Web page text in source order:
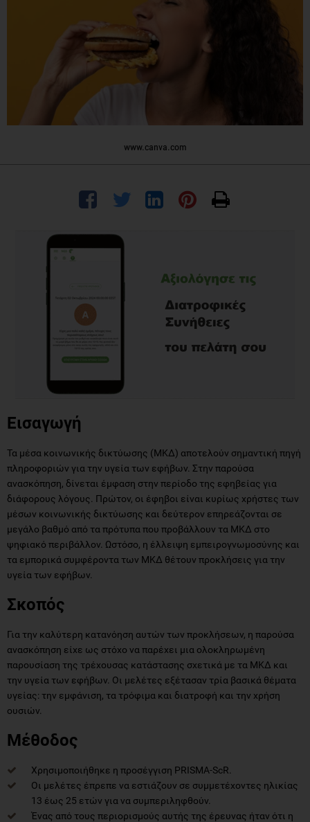
www.canva.com
Εισαγωγή
Τα μέσα κοινωνικής δικτύωσης (ΜΚΔ) αποτελούν σημαντική πηγή
πληροφοριών για την υγεία των εφήβων. Στην παρούσα
ανασκόπηση, δίνεται έμφαση στην περίοδο της εφηβείας για
διάφορους λόγους. Πρώτον, οι έφηβοι είναι κυρίως χρήστες των
μέσων κοινωνικής δικτύωσης και δεύτερον επηρεάζονται σε
μεγάλο βαθμό από τα πρότυπα που προβάλλουν τα ΜΚΔ στο
ψηφιακό περιβάλλον. Ωστόσο, η έλλειψη εμπειρογνωμοσύνης και
τα εμπορικά συμφέροντα των ΜΚΔ θέτουν προκλήσεις για την
υγεία των εφήβων.
Σκοπός
Για την καλύτερη κατανόηση αυτών των προκλήσεων, η παρούσα
ανασκόπηση είχε ως στόχο να παρέχει μια ολοκληρωμένη
παρουσίαση της τρέχουσας κατάστασης σχετικά με τα ΜΚΔ και
την υγεία των εφήβων. Οι μελέτες εξέτασαν τρία βασικά θέματα
υγείας: την εμφάνιση, τα τρόφιμα και διατροφή και την χρήση
ουσιών.
Μέθοδος
Χρησιμοποιήθηκε η προσέγγιση PRISMA-ScR.
Οι μελέτες έπρεπε να εστιάζουν σε συμμετέχοντες ηλικίας
13 έως 25 ετών για να συμπεριληφθούν.
Ένας από τους περιορισμούς αυτής της έρευνας ήταν ότι η